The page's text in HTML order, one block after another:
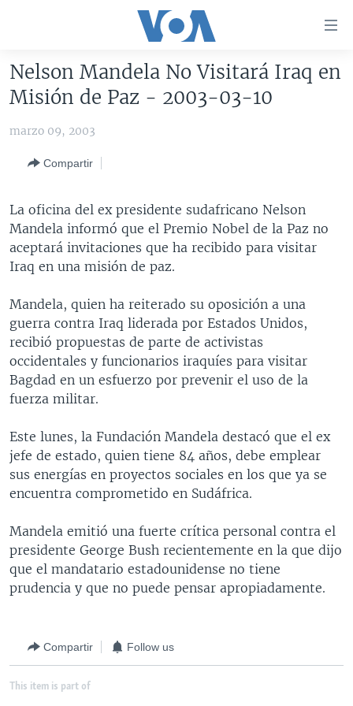
accesibilidad
al
Salte
principal
Salte
búsqueda
AMÉRICA DEL NORTE
MÉXICO
HAITÍ
ELECCIONES EEUU
VOTO DIVIDIDO
VOA VERIFICA
VOA VERIFICA UCRANIA/RUSIA
VOA VERIFICA AMÉRICA LATINA
AMÉRICA LATINA
BOLIVIA
COLOMBIA
PERÚ
ECUADOR
VENEZUELA
BRASIL
CENTROAMÉRICA
COSTA RICA
GUATEMALA
HONDURAS
NICARAGUA
OTRAS SECCIONES
LIBERTAD DE PRENSA
MUNDO
ECONOMÍA
ENTRETENIMIENTO Y CULTURA
DEPORTES
CIENCIA Y SALUD
LIBERTAD DE PRENSA
UCRANIA
MULTIMEDIA
VIDEOS
AUDIOS
PROGRAMAS TV
FORO INTERAMERICANO
VISIÓN 360
PANORAMA
AVANCE INFORMATIVO
AUDIONOTICIAS
ESTADOS UNIDOS AL DÍA
EL MUNDO AL DÍA [RADIO]
FORO [RADIO]
NOTA ECONÓMICA
ENTRETENIMIENTO
DIRECT
DOCUMENTALES DE LA VOA
SÍGANOS
Idiomas
Nelson Mandela No Visitará Iraq en
Misión de Paz - 2003-03-10
marzo 09, 2003
Compartir
La oficina del ex presidente sudafricano Nelson
Mandela informó que el Premio Nobel de la Paz no
aceptará invitaciones que ha recibido para visitar
Iraq en una misión de paz.
Mandela, quien ha reiterado su oposición a una
guerra contra Iraq liderada por Estados Unidos,
recibió propuestas de parte de activistas
occidentales y funcionarios iraquíes para visitar
Bagdad en un esfuerzo por prevenir el uso de la
fuerza militar.
Este lunes, la Fundación Mandela destacó que el ex
jefe de estado, quien tiene 84 años, debe emplear
sus energías en proyectos sociales en los que ya se
encuentra comprometido en Sudáfrica.
Mandela emitió una fuerte crítica personal contra el
presidente George Bush recientemente en la que dijo
que el mandatario estadounidense no tiene
prudencia y que no puede pensar apropiadamente.
Compartir Follow us
This item is part of